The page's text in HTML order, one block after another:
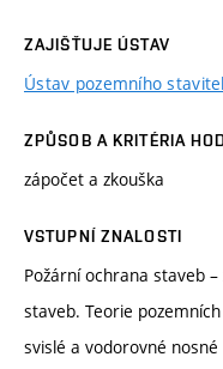
ZAJIŠŤUJE ÚSTAV
Ústav pozemního
ZPŮSOB A KRITÉRIA
zápočet a zkouška
VSTUPNÍ ZNALOSTI
Požární ochrana staveb
staveb. Teorie
svislé a vodorovné